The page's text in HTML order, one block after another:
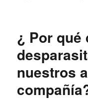
¿ Por qué
nuestros